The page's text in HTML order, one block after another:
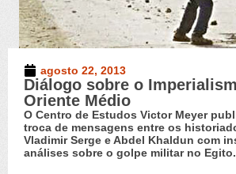
agosto 22, 2013
Diálogo sobre o
Oriente Médio
O Centro de Estudos Victor Meyer
troca de mensagens entre os
Vladimir Serge e Abdel Khaldun com
análises sobre o golpe militar no Egito.